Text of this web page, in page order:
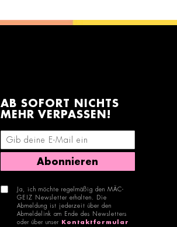
AB SOFORT NICHTS
MEHR VERPASSEN!
E-Mail-Adresse eingeben
Abonnieren
Ja, ich möchte regelmäßig den MÄC-
GEIZ Newsletter erhalten. Die
Abmeldung ist jederzeit über den
Abmeldelink am Ende des Newsletters
oder über unser
Kontaktformular